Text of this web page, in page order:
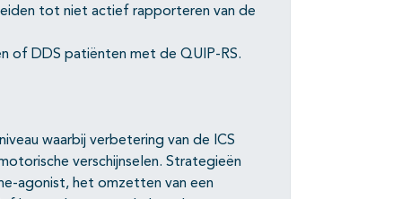
tot niet actief rapporteren van de
of DDS patiënten met de QUIP-RS.
waarbij verbetering van de ICS
verschijnselen. Strategieën
agonist, het omzetten van een